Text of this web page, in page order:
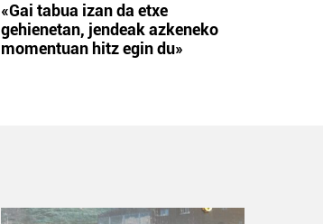
«Gai tabua izan da etxe
gehienetan, jendeak azkeneko
momentuan hitz egin du»